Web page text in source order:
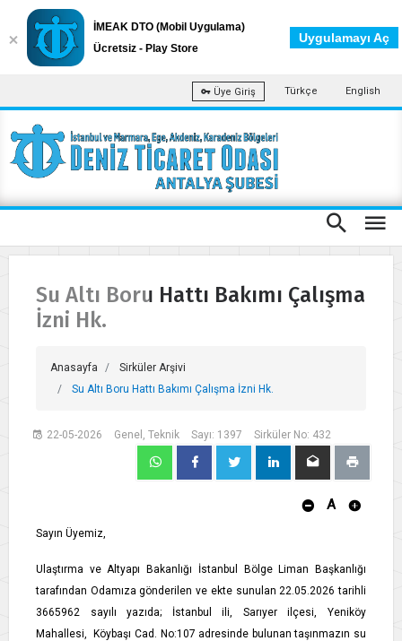
Üye Giriş Türkçe English
Su Altı Boru Hattı Bakımı Çalışma
İzni Hk.
Anasayfa
Sirküler Arşivi
Su Altı Boru Hattı Bakımı Çalışma İzni Hk.
22-05-2026 Genel, Teknik Sayı: 1397 Sirküler No: 432
A
Sayın Üyemiz,
Ulaştırma ve Altyapı Bakanlığı İstanbul Bölge Liman Başkanlığı
tarafından Odamıza gönderilen ve ekte sunulan 22.05.2026 tarihli
3665962 sayılı yazıda; İstanbul ili, Sarıyer ilçesi, Yeniköy
Mahallesi, Köybaşı Cad. No:107 adresinde bulunan taşınmazın su
İMEAK DTO (Mobil Uygulama)
Ücretsiz - Play Store
Uygulamayı Aç